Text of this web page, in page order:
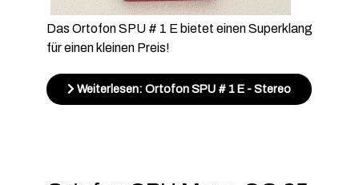
Das Ortofon SPU # 1 E bietet einen Superklang
für einen kleinen Preis!
Weiterlesen: Ortofon SPU # 1 E - Stereo